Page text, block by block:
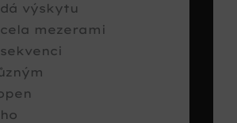
výskytu
mezerami